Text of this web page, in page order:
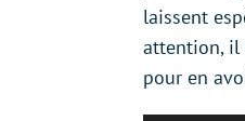
laissent
attention, il
pour en